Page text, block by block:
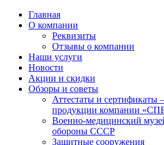
Главная
О компании
Реквизиты
Отзывы о компании
Наши услуги
Новости
Акции и скидки
Обзоры и советы
Аттестаты и сертификаты
продукции компании
Военно-медицинский
обороны СССР
Защитные сооружения